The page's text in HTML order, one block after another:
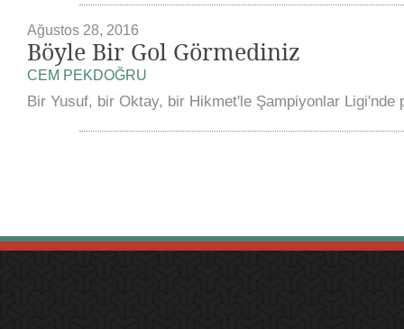
Ağustos 28, 2016
Böyle Bir Gol Görmediniz
CEM PEKDOĞRU
Bir Yusuf, bir Oktay, bir Hikmet'le Şampiyonlar Ligi'nde